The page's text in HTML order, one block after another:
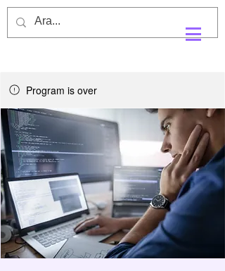
Program is over